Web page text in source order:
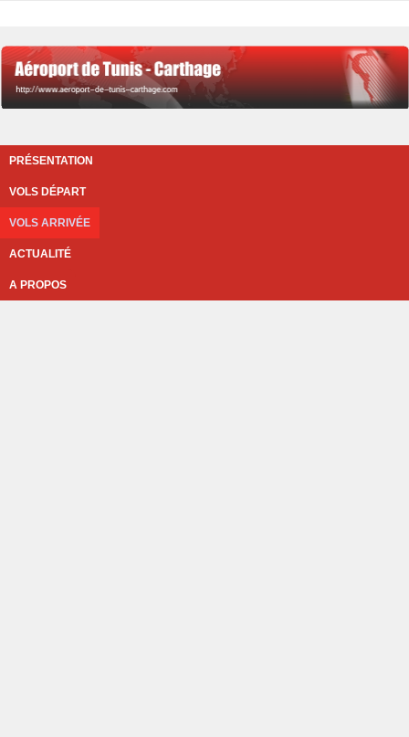
PRÉSENTATION
VOLS DÉPART
VOLS ARRIVÉE
ACTUALITÉ
A PROPOS